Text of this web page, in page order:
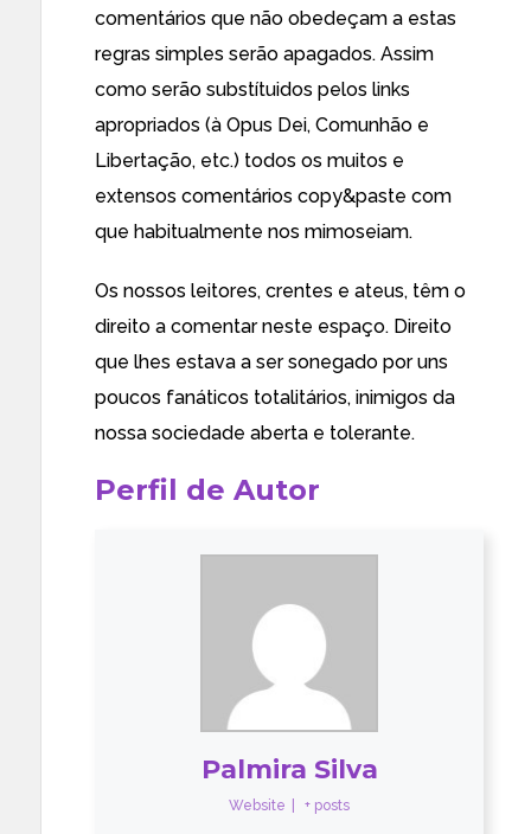
comentários que não obedeçam a estas
regras simples serão apagados. Assim
como serão substítuidos pelos links
apropriados (à Opus Dei, Comunhão e
Libertação, etc.) todos os muitos e
extensos comentários copy&paste com
que habitualmente nos mimoseiam.
Os nossos leitores, crentes e ateus, têm o
direito a comentar neste espaço. Direito
que lhes estava a ser sonegado por uns
poucos fanáticos totalitários, inimigos da
nossa sociedade aberta e tolerante.
Perfil de Autor
Palmira Silva
Website + posts